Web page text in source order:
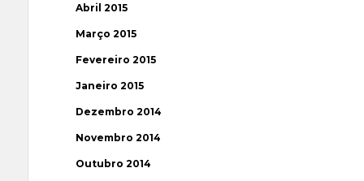
Abril 2015
Março 2015
Fevereiro 2015
Janeiro 2015
Dezembro 2014
Novembro 2014
Outubro 2014